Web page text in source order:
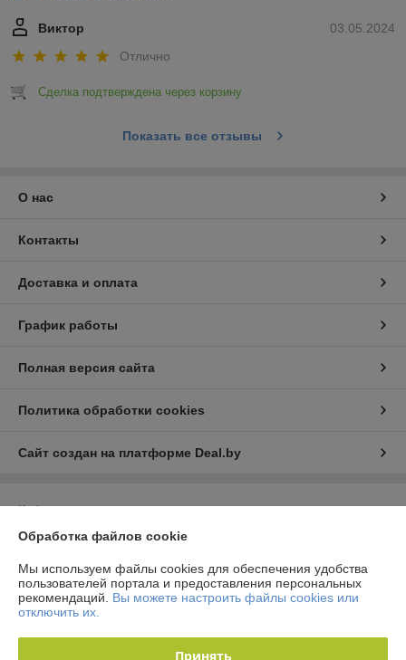
03.05.2024
Виктор
Отлично
Сделка подтверждена через корзину
Показать все отзывы
О нас
Контакты
Доставка и оплата
График работы
Полная версия сайта
Политика обработки cookies
Сайт создан на платформе Deal.by
Информация для покупателя
Юридическое лицо:Общество с ограниченной ответственностью
г. Минск, ул. Тимошенко 8, оф 9Н
Регистрационный номер ЕГР: 192944757
Регистрационный орган: Мингорисполком
Обработка файлов cookie
Мы используем файлы cookies для обеспечения удобства
пользователей портала и предоставления персональных
рекомендаций. Вы можете настроить файлы cookies или
отключить их.
Принять